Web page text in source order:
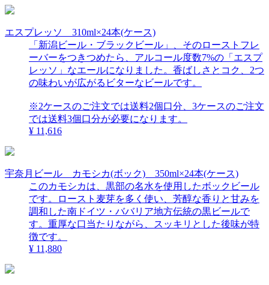
エスプレッソ 310ml×24本(ケース)
「新潟ビール・ブラックビール」、そのローストフレ
ーバーをつきつめたら、アルコール度数7%の「エスプ
レッソ」なエールになりました。香ばしさとコク、2つ
の味わいが広がるビターなビールです。
※2ケースのご注文では送料2個口分、3ケースのご注文
では送料3個口分が必要になります。
¥ 11,616
宇奈月ビール カモシカ(ボック) 350ml×24本(ケース)
このカモシカは、黒部の名水を使用したボックビール
です。ロースト麦芽を多く使い、芳醇な香りと甘みを
調和した南ドイツ・ババリア地方伝統の黒ビールで
す。重厚な口当たりながら、スッキリとした後味が特
徴です。
¥ 11,880